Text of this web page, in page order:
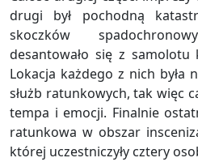
drugi był pochodną
skoczków
desantowało się z
Lokacja każdego z nich była
służb ratunkowych, tak więc
tempa i emocji. Finalnie
ratunkowa w obszar
której uczestniczyły cztery